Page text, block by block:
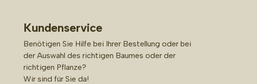
Kundenservice
Benötigen Sie Hilfe bei Ihrer Bestellung oder bei
der Auswahl des richtigen Baumes oder der
richtigen Pflanze?
Wir sind für Sie da!